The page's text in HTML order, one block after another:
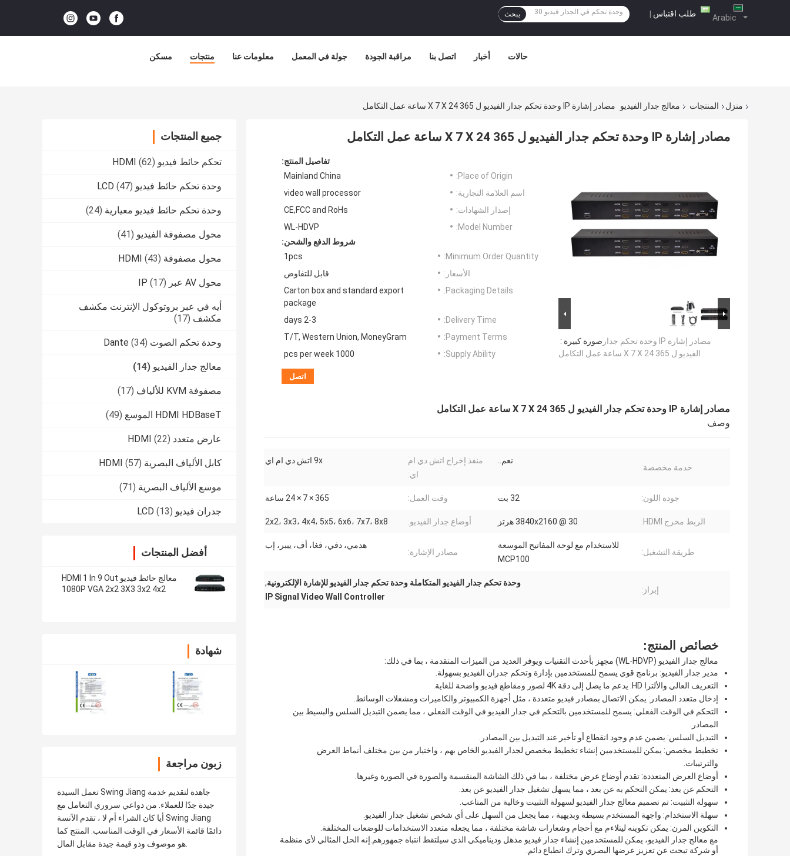
Arabic طلب اقتباس | يبحث
مسكن منتجات معلومات عنا جولة في المعمل مراقبة الجودة اتصل بنا أخبار حالات
منزل المنتجات معالج جدار الفيديو مصادر إشارة IP وحدة تحكم جدار الفيديو ل 365 X 7 X 24 ساعة عمل التكامل
جميع المنتجات
تحكم حائط فيديو HDMI (62)
وحدة تحكم حائط فيديو LCD (47)
وحدة تحكم حائط فيديو معيارية (24)
محول مصفوفة الفيديو (41)
محول مصفوفة HDMI (43)
محول AV عبر IP (17)
أيه في عبر بروتوكول الإنترنت مكشف
مكشف (17)
وحدة تحكم الصوت Dante (34)
معالج جدار الفيديو (14)
مصفوفة KVM للألياف (17)
HDMI HDBaseT الموسع (49)
عارض متعدد HDMI (22)
كابل الألياف البصرية HDMI (57)
موسع الألياف البصرية (71)
جدران فيديو LCD (13)
أفضل المنتجات
معالج حائط فيديو HDMI 1 In 9 Out
1080P VGA 2x2 3X3 3x2 4x2
شهادة
زبون مراجعة
تعمل السيدة Swing Jiang جاهدة لتقديم خدمة
جيدة جدًا للعملاء. من دواعي سروري التعامل مع
أيا كان الشراء أم لا ، تقدم الآنسة Swing Jiang
دائمًا قائمة الأسعار في الوقت المناسب. المنتج كما
هو موصوف وذو قيمة جيدة مقابل المال.
مصادر إشارة IP وحدة تحكم جدار الفيديو ل 365 X 7 X 24 ساعة عمل التكامل
صورة كبيرة : مصادر إشارة IP وحدة تحكم جدار
الفيديو ل 365 X 7 X 24 ساعة عمل التكامل
تفاصيل المنتج:
Place of Origin:
Mainland China
اسم العلامة التجارية:
video wall processor
إصدار الشهادات:
CE,FCC and RoHs
Model Number:
WL-HDVP
شروط الدفع والشحن:
Minimum Order Quantity:
1pcs
الأسعار:
قابل للتفاوض
Packaging Details:
Carton box and standard export
package
Delivery Time:
2-3 days
Payment Terms:
T/T, Western Union, MoneyGram
Supply Ability:
1000 pcs per week
اتصل
مصادر إشارة IP وحدة تحكم جدار الفيديو ل 365 X 7 X 24 ساعة عمل التكامل
وصف
خدمة مخصصة:
نعم..
منفذ إخراج اتش دي ام
اي:
9x اتش دي ام اي
جودة اللون: 32 بت وقت العمل: 365 × 7 × 24 ساعة
الربط مخرج HDMI: 3840x2160 @ 30 هرتز أوضاع جدار الفيديو: 2x2، 3x3، 4x4، 5x5، 6x6، 7x7، 8x8
طريقة التشغيل:
للاستخدام مع لوحة المفاتيح الموسعة
MCP100
مصادر الإشارة:
هدمي، دفي، فغا، أف، يببر، إب
إبراز:
وحدة تحكم جدار الفيديو المتكاملة وحدة تحكم جدار الفيديو للإشارة الإلكترونية,
IP Signal Video Wall Controller
خصائص المنتج:
معالج جدار الفيديو (WL-HDVP) مجهز بأحدث التقنيات ويوفر العديد من الميزات المتقدمة ، بما في ذلك:
مدير جدار الفيديو: برنامج قوي يسمح للمستخدمين بإدارة وتحكم جدران الفيديو بسهولة.
التعريف العالي والألترا HD: يدعم ما يصل إلى دقة 4K لصور ومقاطع فيديو واضحة للغاية.
إدخال متعدد المصادر: يمكن الاتصال بمصادر فيديو متعددة ، مثل أجهزة الكمبيوتر والكاميرات ومشغلات الوسائط.
التحكم في الوقت الفعلي: يسمح للمستخدمين بالتحكم في جدار الفيديو في الوقت الفعلي ، مما يضمن التبديل السلس والبسيط بين
المصادر.
التبديل السلس: يضمن عدم وجود انقطاع أو تأخير عند التبديل بين المصادر.
تخطيط مخصص: يمكن للمستخدمين إنشاء تخطيط مخصص لجدار الفيديو الخاص بهم ، واختيار من بين مختلف أنماط العرض
والترتيبات.
أوضاع العرض المتعددة: تقدم أوضاع عرض مختلفة ، بما في ذلك الشاشة المنقسمة والصورة في الصورة وغيرها.
التحكم عن بعد: يمكن التحكم به عن بعد ، مما يسهل تشغيل جدار الفيديو عن بعد.
سهولة التثبيت: تم تصميم معالج جدار الفيديو لسهولة التثبيت وخالية من المتاعب.
سهلة الاستخدام: واجهة المستخدم بسيطة وبديهية ، مما يجعل من السهل على أي شخص تشغيل جدار الفيديو.
التكوين المرن: يمكن تكوينه ليتلاءم مع أحجام وشعارات شاشة مختلفة ، مما يجعله متعدد الاستخدامات للوضعات المختلفة.
مع معالج جدار الفيديو، يمكن للمستخدمين إنشاء جدار فيديو مذهل وديناميكي الذي سيلتقط انتباه جمهورهم.إنه الحل المثالي لأي منظمة
أو شركة تبحث عن تعزيز عرضها البصري وترك انطباع دائم.